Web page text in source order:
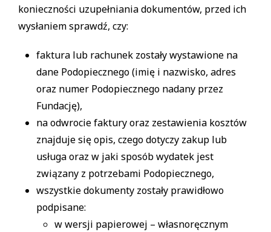
konieczności uzupełniania dokumentów, przed ich
wysłaniem sprawdź, czy:
faktura lub rachunek zostały wystawione na
dane Podopiecznego (imię i nazwisko, adres
oraz numer Podopiecznego nadany przez
Fundację),
na odwrocie faktury oraz zestawienia kosztów
znajduje się opis, czego dotyczy zakup lub
usługa oraz w jaki sposób wydatek jest
związany z potrzebami Podopiecznego,
wszystkie dokumenty zostały prawidłowo
podpisane:
w wersji papierowej – własnoręcznym